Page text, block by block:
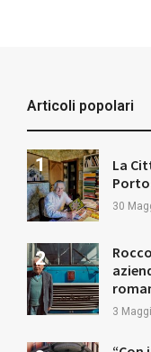
Articoli popolari
La
30
3